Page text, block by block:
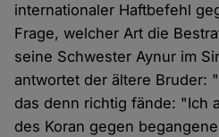
internationaler Haftbefehl
Frage, welcher Art die
seine Schwester Aynur im
antwortet der ältere Bruder:
das denn richtig fände: "Ich
des Koran gegen